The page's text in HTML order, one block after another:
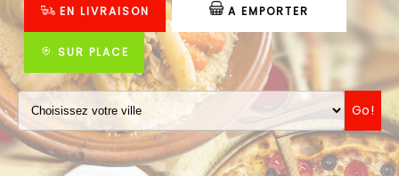
NOTRE RESTAURANT
VOS AVIS
MENTIONS LÉGALES
EN LIVRAISON A EMPORTER
SUR PLACE
Go!